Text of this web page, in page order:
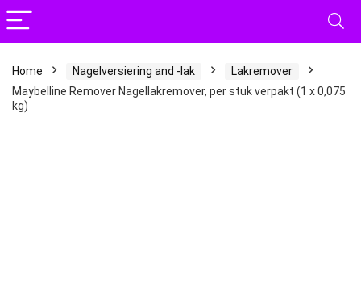
Home Nagelversiering and -lak
Lakremover
Maybelline Remover Nagellakremover, per stuk verpakt (1 x 0,075
kg)